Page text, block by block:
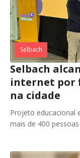
Selbach
Selbach
internet por
na cidade
Projeto educacional
mais de 400 pessoas